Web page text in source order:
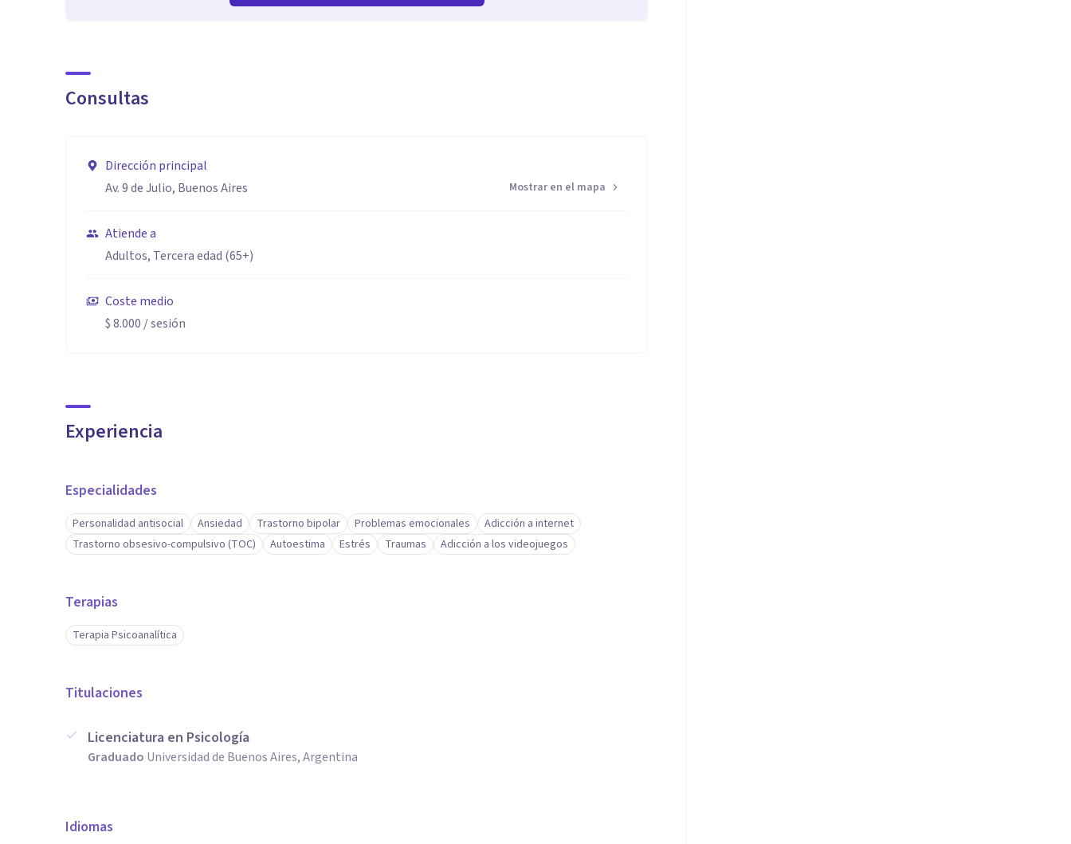
Consultas
Dirección principal
Av. 9 de Julio, Buenos Aires
Mostrar en el mapa
Atiende a
Adultos, Tercera edad (65+)
Coste medio
$ 8.000 / sesión
Experiencia
Especialidades
Personalidad antisocial Ansiedad Trastorno bipolar Problemas emocionales
Adicción a internet
Trastorno obsesivo-compulsivo (TOC)
Autoestima Estrés Traumas Adicción a los videojuegos
Terapias
Terapia Psicoanalítica
Titulaciones
Licenciatura en Psicología
Graduado Universidad de Buenos Aires, Argentina
Idiomas